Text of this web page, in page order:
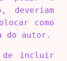
deveriam
como
do autor.
de incluir